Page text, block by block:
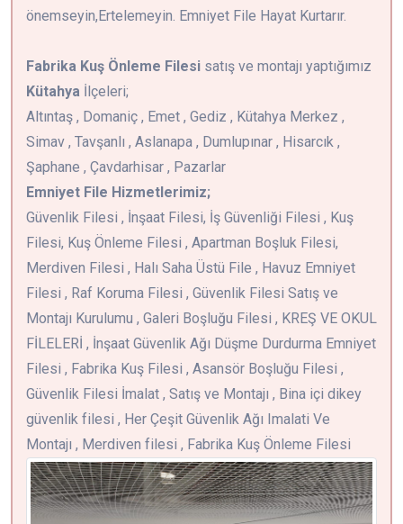
önemseyin,Ertelemeyin. Emniyet File Hayat Kurtarır.
Fabrika Kuş Önleme Filesi satış ve montajı yaptığımız
Kütahya İlçeleri;
Altıntaş , Domaniç , Emet , Gediz , Kütahya Merkez ,
Simav , Tavşanlı , Aslanapa , Dumlupınar , Hisarcık ,
Şaphane , Çavdarhisar , Pazarlar
Emniyet File Hizmetlerimiz;
Güvenlik Filesi , İnşaat Filesi, İş Güvenliği Filesi , Kuş
Filesi, Kuş Önleme Filesi , Apartman Boşluk Filesi,
Merdiven Filesi , Halı Saha Üstü File , Havuz Emniyet
Filesi , Raf Koruma Filesi , Güvenlik Filesi Satış ve
Montajı Kurulumu , Galeri Boşluğu Filesi , KREŞ VE OKUL
FİLELERİ , İnşaat Güvenlik Ağı Düşme Durdurma Emniyet
Filesi , Fabrika Kuş Filesi , Asansör Boşluğu Filesi ,
Güvenlik Filesi İmalat , Satış ve Montajı , Bina içi dikey
güvenlik filesi , Her Çeşit Güvenlik Ağı Imalati Ve
Montajı , Merdiven filesi , Fabrika Kuş Önleme Filesi